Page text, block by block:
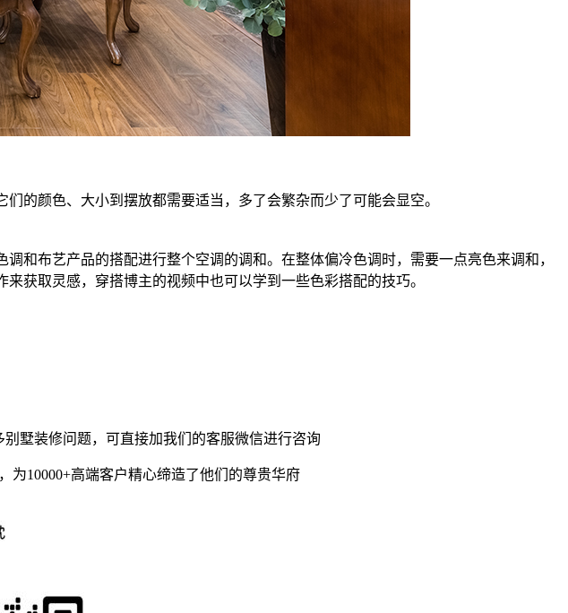
的颜色、大小到摆放都需要适当，多了会繁杂而少了可能会显空。
和布艺产品的搭配进行整个空调的调和。在整体偏冷色调时，需要一点亮色来调和，
获取灵感，穿搭博主的视频中也可以学到一些色彩搭配的技巧。
墅装修问题，可直接加我们的客服微信进行咨询
为10000+高端客户精心缔造了他们的尊贵华府